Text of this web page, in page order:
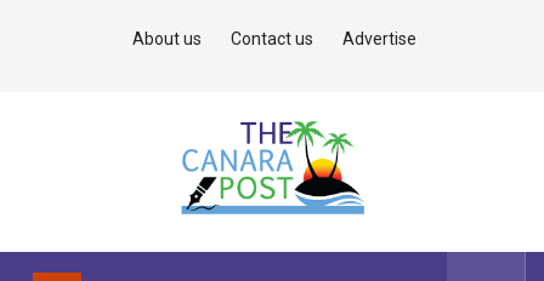
About us Contact us Advertise